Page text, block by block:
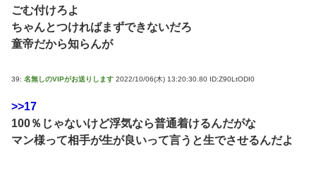
ごむ付けろよ
ちゃんとつければまずできないだろ
童帝だから知らんが
39: 名無しのVIPがお送りします 2022/10/06(木) 13:20:30.80 ID:Z90LtODI0
>>17
100％じゃないけど浮気なら普通着けるんだがな
マン様って相手が生が良いって言うと生でさせるんだよ